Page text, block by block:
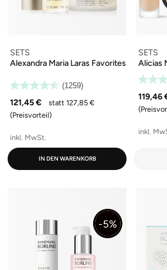
SETS
Alexandra Maria Laras Favorites
(1259)
121,45 €
statt 127,85 €
(Preisvorteil)
inkl. MwSt.
IN DEN WARENKORB
SETS
Alicias
119,46
inkl.